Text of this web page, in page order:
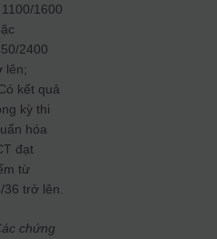
1600
2400
lên;
kết quả
kỳ thi
hóa
đạt
từ
36 trở lên.
chứng